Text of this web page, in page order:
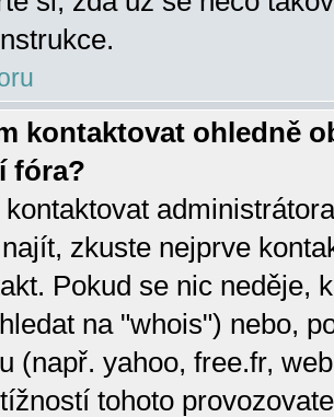
kontaktovat ohledně
fóra?
zkuste nejprve
Pokud se nic neděje,
na "whois") nebo,
(např. yahoo, free.fr,
tohoto